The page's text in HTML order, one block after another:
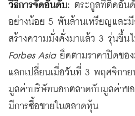
วิธีการจัดอันดับ: ตระกูลที่ติดอัน
อย่างน้อย 5 พันล้านเหรียญและ
สร้างความมั่งคั่งมาแล้ว 3 รุ่นขึ้น
Forbes Asia ยึดตามราคาปิดขอ
แลกเปลี่ยนเมื่อวันที่ 3 พฤศจิกาย
มูลค่าบริษัทนอกตลาดกับมูลค่าข
มีการซื้อขายในตลาดหุ้น